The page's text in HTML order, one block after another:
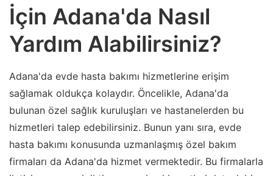
İçin Adana'da Nasıl
Yardım Alabilirsiniz?
Adana'da evde hasta bakımı hizmetlerine erişim
sağlamak oldukça kolaydır. Öncelikle, Adana'da
bulunan özel sağlık kuruluşları ve hastanelerden bu
hizmetleri talep edebilirsiniz. Bunun yanı sıra, evde
hasta bakımı konusunda uzmanlaşmış özel bakım
firmaları da Adana'da hizmet vermektedir. Bu firmalarla